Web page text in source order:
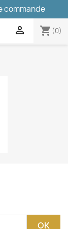
commande
shopping_cart (0)
